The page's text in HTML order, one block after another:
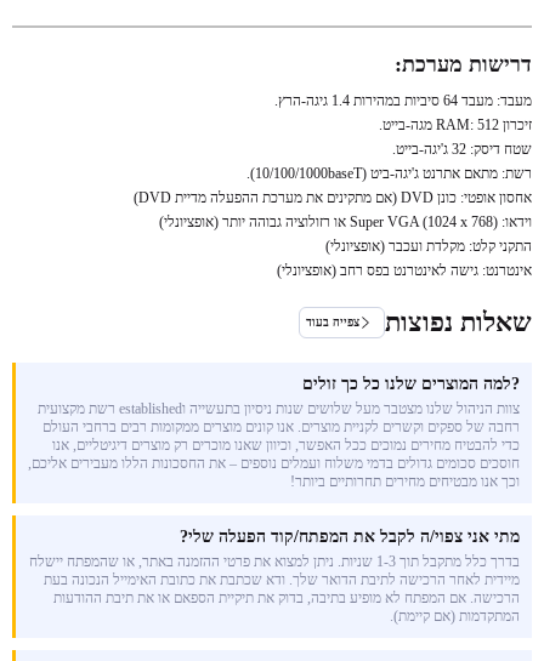
דרישות מערכת:
מעבד: מעבד 64 סיביות במהירות 1.4 גיגה-הרץ.
זיכרון RAM: 512 מגה-בייט.
שטח דיסק: 32 ג'יגה-בייט.
רשת: מתאם אתרנט ג'יגה-ביט (10/100/1000baseT).
אחסון אופטי: כונן DVD (אם מתקינים את מערכת ההפעלה מדיית DVD)
וידאו: Super VGA (1024 x 768) או רזולוציה גבוהה יותר (אופציונלי)
התקני קלט: מקלדת ועכבר (אופציונלי)
אינטרנט: גישה לאינטרנט בפס רחב (אופציונלי)
שאלות נפוצות צפייה בעוד
?למה המוצרים שלנו כל כך זולים
צוות הניהול שלנו מצטבר מעל שלושים שנות ניסיון בתעשייה וestablished רשת מקצועית
רחבה של ספקים וקשרים לקניית מוצרים. אנו קונים מוצרים ממקומות רבים ברחבי העולם
כדי להבטיח מחירים נמוכים ככל האפשר, וכיוון שאנו מוכרים רק מוצרים דיגיטליים, אנו
חוסכים סכומים גדולים בדמי משלוח ועמלים נוספים – את החסכונות הללו מעבירים אליכם,
וכך אנו מבטיחים מחירים תחרותיים ביותר!
מתי אני צפוי/ה לקבל את המפתח/קוד הפעלה שלי?
בדרך כלל מתקבל תוך 1-3 שניות. ניתן למצוא את פרטי ההזמנה באתר, או שהמפתח יישלח
מיידית לאחר הרכישה לתיבת הדואר שלך. ודא שכתבת את כתובת האימייל הנכונה בעת
הרכישה. אם המפתח לא מופיע בתיבה, בדוק את תיקיית הספאם או את תיבת ההודעות
המתקדמות (אם קיימת).